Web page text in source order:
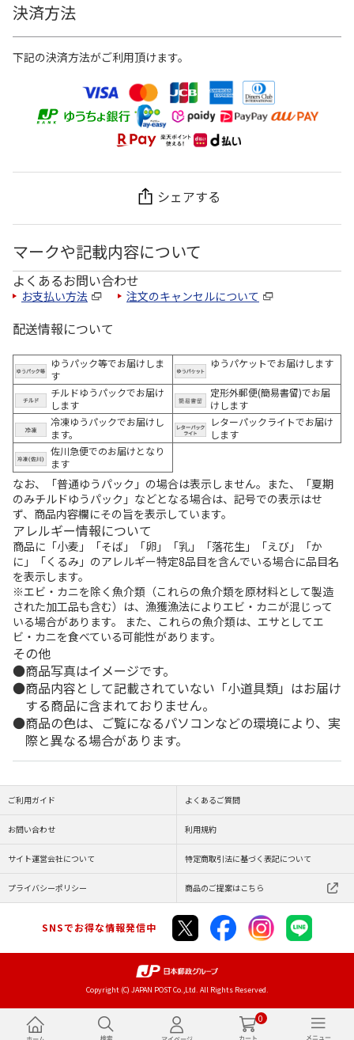
0
決済方法
下記の決済方法がご利用頂けます。
シェアする
マークや記載内容について
よくあるお問い合わせ
お支払い方法 注文のキャンセルについて
配送情報について
ゆうパック等でお届けしま
す
ゆうパケットでお届けします
チルドゆうパックでお届け
します
定形外郵便(簡易書留)でお届
けします
冷凍ゆうパックでお届けし
ます。
レターパックライトでお届け
します
佐川急便でのお届けとなり
ます
なお、「普通ゆうパック」の場合は表示しません。また、「夏期
のみチルドゆうパック」などとなる場合は、記号での表示はせ
ず、商品内容欄にその旨を表示しています。
アレルギー情報について
商品に「小麦」「そば」「卵」「乳」「落花生」「えび」「か
に」「くるみ」のアレルギー特定8品目を含んでいる場合に品目名
を表示します。
※エビ・カニを除く魚介類（これらの魚介類を原材料として製造
された加工品も含む）は、漁獲漁法によりエビ・カニが混じって
いる場合があります。 また、これらの魚介類は、エサとしてエ
ビ・カニを食べている可能性があります。
その他
商品写真はイメージです。
商品内容として記載されていない「小道具類」はお届け
する商品に含まれておりません。
商品の色は、ご覧になるパソコンなどの環境により、実
際と異なる場合があります。
ご利用ガイド よくあるご質問
お問い合わせ 利用規約
サイト運営会社について 特定商取引法に基づく表記について
プライバシーポリシー 商品のご提案はこちら
SNSでお得な情報発信中
Copyright (C) JAPAN POST Co.,Ltd. All Rights Reserved.